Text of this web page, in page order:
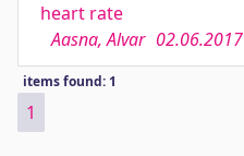
heart rate
Aasna, Alvar 02.06.2017
items found: 1
1